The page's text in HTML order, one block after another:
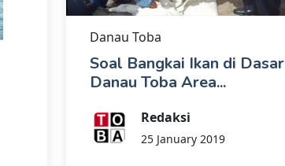
Danau Toba
Soal Bangkai Ikan di Dasar
Danau Toba Area...
Redaksi
25 January 2019